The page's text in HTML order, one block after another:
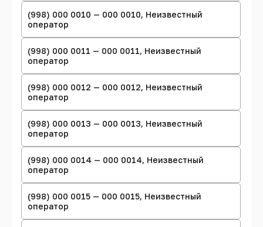
(998) 000 0010 — 000 0010, Неизвестный
оператор
(998) 000 0011 — 000 0011, Неизвестный
оператор
(998) 000 0012 — 000 0012, Неизвестный
оператор
(998) 000 0013 — 000 0013, Неизвестный
оператор
(998) 000 0014 — 000 0014, Неизвестный
оператор
(998) 000 0015 — 000 0015, Неизвестный
оператор